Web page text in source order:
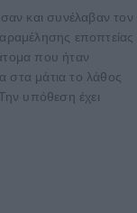
και συνέλαβαν τον
εποπτείας
που ήταν
μάτια το λάθος
υπόθεση έχει